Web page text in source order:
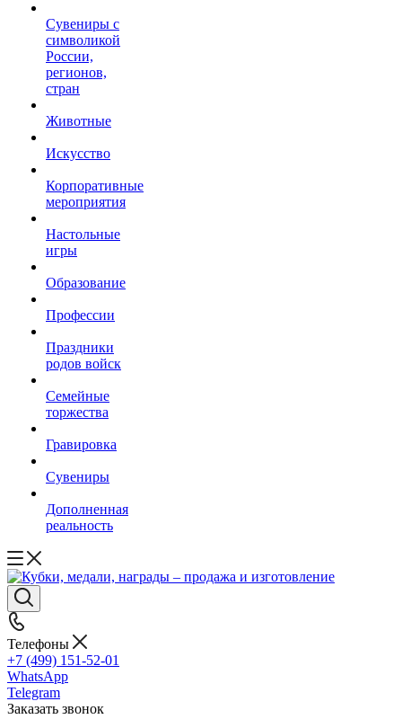
Сувениры с
символикой
России,
регионов,
стран
Животные
Искусство
Корпоративные
мероприятия
Настольные
игры
Образование
Профессии
Праздники
родов войск
Семейные
торжества
Гравировка
Сувениры
Дополненная
реальность
Телефоны
+7 (499) 151-52-01
WhatsApp
Telegram
Заказать звонок